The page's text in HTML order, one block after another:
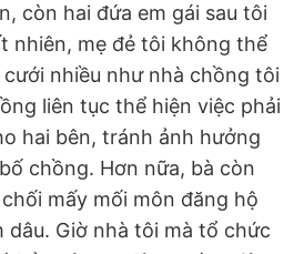
còn hai đứa em gái sau tôi
nhiên, mẹ đẻ tôi không thể
nhiều như nhà chồng tôi
liên tục thể hiện việc phải
hai bên, tránh ảnh hưởng
chồng. Hơn nữa, bà còn
mấy mối môn đăng hộ
dâu. Giờ nhà tôi mà tổ chức